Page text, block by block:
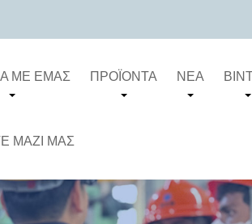
ΜΕ ΕΜΆΣ ΠΡΟΪΌΝΤΑ ΝΈΑ
ΜΑΖΊ ΜΑΣ